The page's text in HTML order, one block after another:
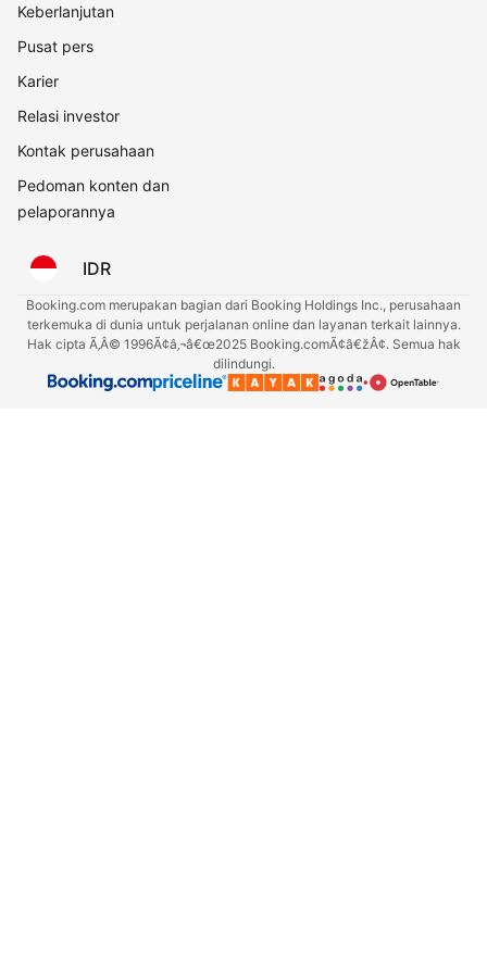
Keberlanjutan
Pusat pers
Karier
Relasi investor
Kontak perusahaan
Pedoman konten dan
pelaporannya
IDR
Booking.com merupakan bagian dari Booking Holdings Inc., perusahaan
terkemuka di dunia untuk perjalanan online dan layanan terkait lainnya.
Hak cipta Ã‚Â© 1996Ã¢â‚¬â€œ2025 Booking.comÃ¢â€žÂ¢. Semua hak
dilindungi.